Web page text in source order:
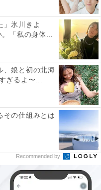
」氷川きよ
。「私の身体...
、娘と初の北海
ぎるよ〜...
その仕組みとは
Recommended by